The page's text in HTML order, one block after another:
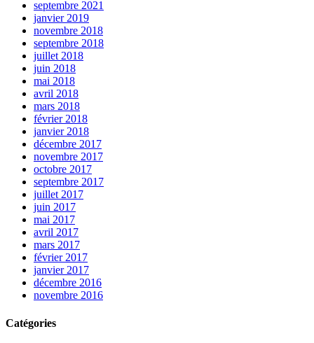
septembre 2021
janvier 2019
novembre 2018
septembre 2018
juillet 2018
juin 2018
mai 2018
avril 2018
mars 2018
février 2018
janvier 2018
décembre 2017
novembre 2017
octobre 2017
septembre 2017
juillet 2017
juin 2017
mai 2017
avril 2017
mars 2017
février 2017
janvier 2017
décembre 2016
novembre 2016
Catégories